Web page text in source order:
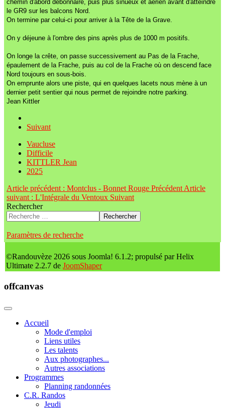
chemin d'abord débonnaire, puis plus sinueux et aérien avant d'atteindre
le GR9 sur les balcons Nord.
On termine par celui-ci pour arriver à la Tête de la Grave.
On y déjeune à l'ombre des pins après plus de 1000 m positifs.
On longe la crête, on passe successivement au Pas de la Frache,
épaulement de la Frache, puis au col de la Frache où on descend face
Nord toujours en sous-bois.
On emprunte alors une piste, qui en quelques lacets nous mène à un
dernier petit sentier qui nous permet de rejoindre notre parking.
Jean Kittler
Suivant
Vaucluse
Difficile
KITTLER Jean
2025
Article précédent : Montclus - Bonnet Rouge Précédent Article
suivant : L'Intégrale du Ventoux Suivant
Rechercher
Rechercher
Paramètres de recherche
©Randouvèze 2026 sous Joomla! 6.1.2; propulsé par Helix
Ultimate 2.2.7 de JoomShaper
offcanvas
Accueil
Mode d'emploi
Liens utiles
Les talents
Aux photographes...
Autres associations
Programmes
Planning randonnées
C.R. Randos
Jeudi